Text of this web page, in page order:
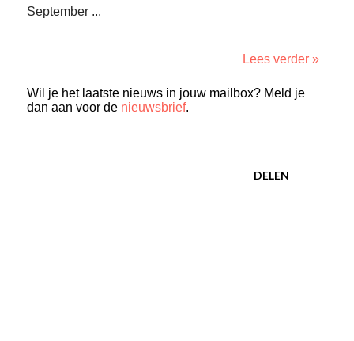
September ...
Lees verder »
Wil je het laatste nieuws in jouw mailbox? Meld je
dan aan voor de nieuwsbrief.
DELEN